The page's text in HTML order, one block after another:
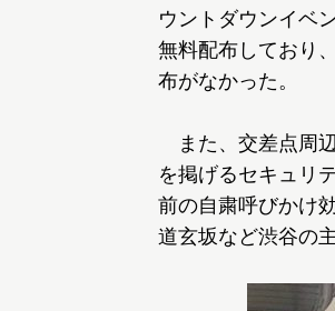
ウントダウンイベ
無料配布しており
布がなかった。
また、交差点周
を掲げるセキュリ
前の自粛呼びかけ
道玄坂など渋谷の